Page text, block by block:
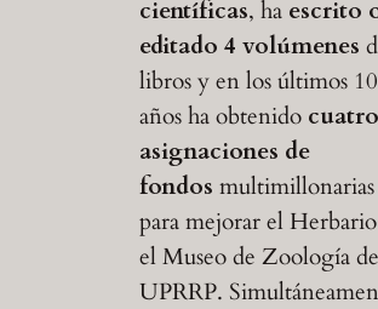
científicas, ha escrito
editado 4 volúmenes
libros y en los últimos 10
años ha obtenido cuatro
asignaciones de
fondos multimillonarias
para mejorar el
el Museo de Zoología
UPRRP.